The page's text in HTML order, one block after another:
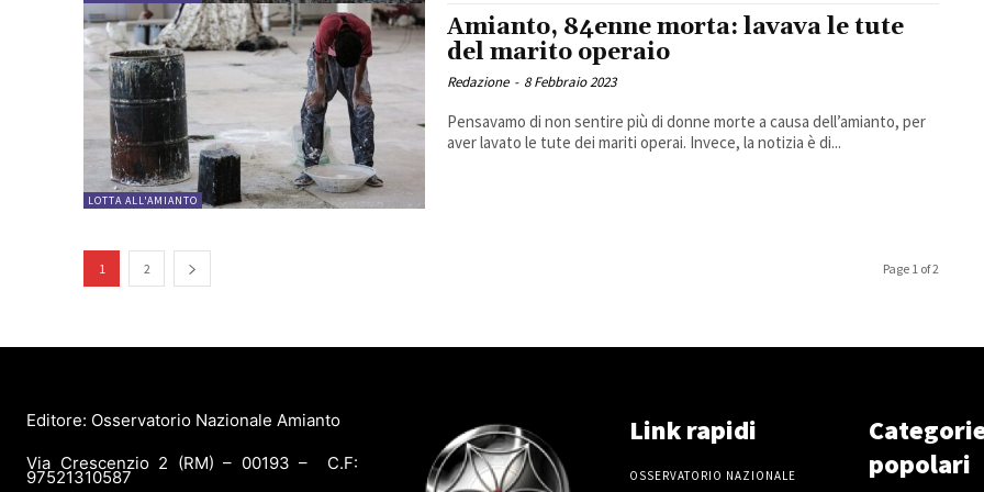
LOTTA ALL'AMIANTO
Amianto, 84enne morta: lavava le tute
del marito operaio
Redazione - 8 Febbraio 2023
Pensavamo di non sentire più di donne morte a causa dell’amianto, per
aver lavato le tute dei mariti operai. Invece, la notizia è di...
1 2 Page 1 of 2
Editore: Osservatorio Nazionale Amianto
Via Crescenzio 2 (RM) – 00193 – C.F:
97521310587
Link rapidi
OSSERVATORIO NAZIONALE
popolari